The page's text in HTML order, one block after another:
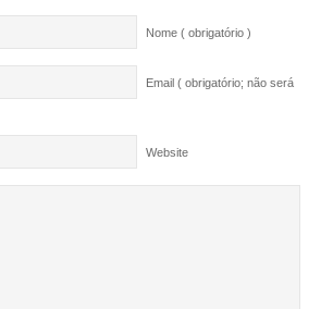
Nome ( obrigatório )
Email ( obrigatório; não será
Website